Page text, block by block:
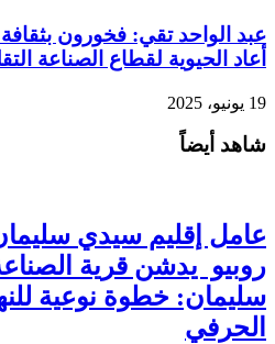
عبد الواحد تقي: فخورون
أعاد الحيوية لقطاع الصناعة
19 يونيو، 2025
شاهد أيضاً
عامل إقليم سيدي
روبيو يدشن قرية
سليمان: خطوة نوعية
الحرفي